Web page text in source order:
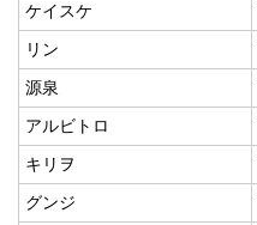
ケイスケ
リン
源泉
アルビトロ
キリヲ
グンジ